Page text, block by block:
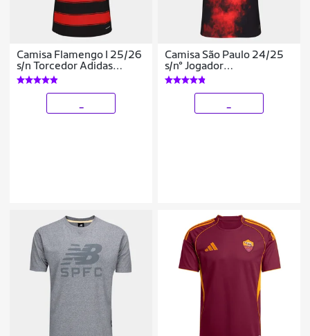
Camisa Flamengo I 25/26
s/n Torcedor Adidas
Masculina
Camisa São Paulo 24/25
s/n° Jogador
Comemorativa New
Balance Masculina